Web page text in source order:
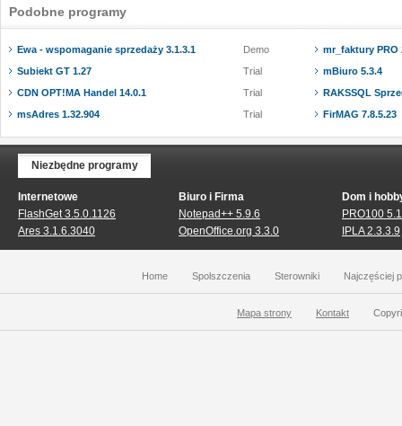
Podobne programy
Ewa - wspomaganie sprzedaży 3.1.3.1
Demo
Subiekt GT 1.27
Trial
CDN OPT!MA Handel 14.0.1
Trial
msAdres 1.32.904
Trial
mr_faktury PRO
mBiuro 5.3.4
RAKSSQL
FirMAG 7.8.5.23
Niezbędne programy
Internetowe
FlashGet 3.5.0.1126
Ares 3.1.6.3040
Biuro i Firma
Notepad++ 5.9.6
OpenOffice.org 3.3.0
Dom i
PRO100
IPLA 2.3.3.9
Home Spolszczenia Sterowniki Najczęściej
Mapa strony Kontakt